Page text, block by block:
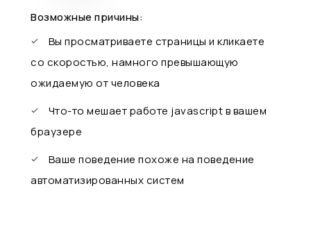
Возможные причины:
Вы просматриваете страницы и кликаете
со скоростью, намного превышающую
ожидаемую от человека
Что-то мешает работе javascript в вашем
браузере
Ваше поведение похоже на поведение
автоматизированных систем